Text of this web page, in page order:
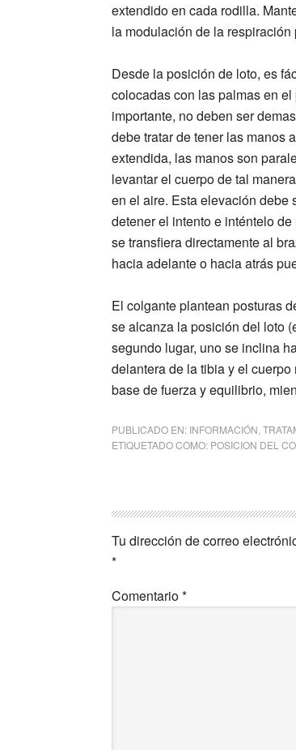
extendido en cada rodilla.
la modulación de la
Desde la posición de loto, es
colocadas con las palmas en
importante, no deben ser
debe tratar de tener las manos
extendida, las manos son
levantar el cuerpo de tal
en el aire. Esta elevación debe
detener el intento e inténtelo
se transfiera directamente al
hacia adelante o hacia atrás
El colgante plantean posturas
se alcanza la posición del loto
segundo lugar, uno se inclina
delantera de la tibia y el
base de fuerza y equilibrio,
PUBLICADO EN: INFORMACIÓN
ETIQUETADO COMO: POSICION DEL
con
los
lectores
Tu dirección de correo
*
Comentario*